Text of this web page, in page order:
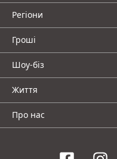
Регіони
Гроші
Шоу-біз
Життя
Про нас